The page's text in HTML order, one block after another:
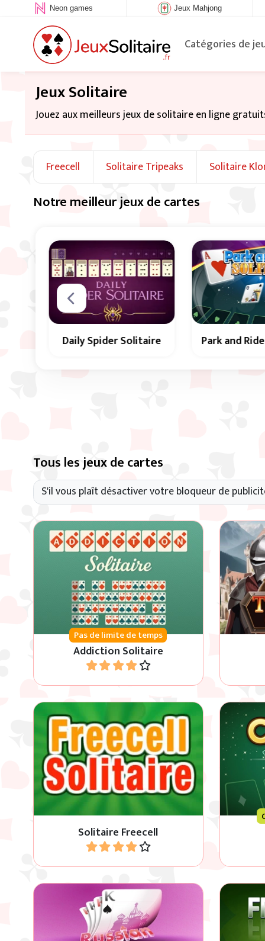
Neon games Jeux Mahjong
Catégories de
Jeux Solitaire
Jouez aux meilleurs jeux de solitaire en ligne
Freecell Solitaire Tripeaks Solitaire
Notre meilleur jeux de cartes
Park and Ride Solitaire Bataille
Tous les jeux de cartes
S'il vous plaît désactiver votre bloqueur de
Pas de limite de temps
Addiction Solitaire
Disposez les quatre rangées en
ordre croissant et en couleur, de A
à K.
Jouer
Faites
du
Solitaire Freecell
Rejouez à ce jeu classique de
Windows en ligne.
Jouer
Entre le Russian Solitaire et le
Le